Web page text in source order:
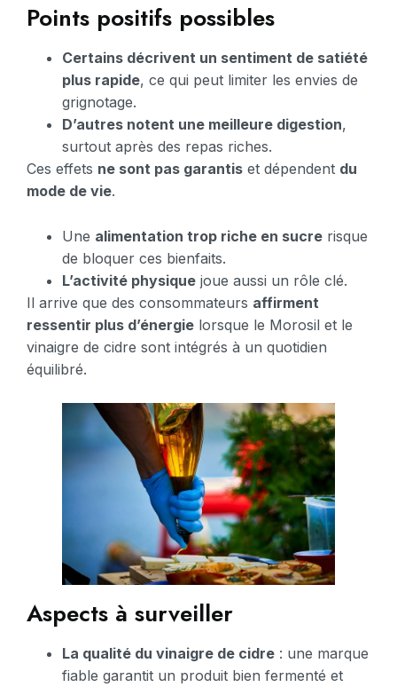
Points positifs possibles
Certains décrivent un sentiment de satiété
plus rapide, ce qui peut limiter les envies de
grignotage.
D’autres notent une meilleure digestion,
surtout après des repas riches.
Ces effets ne sont pas garantis et dépendent du
mode de vie.
Une alimentation trop riche en sucre risque
de bloquer ces bienfaits.
L’activité physique joue aussi un rôle clé.
Il arrive que des consommateurs affirment
ressentir plus d’énergie lorsque le Morosil et le
vinaigre de cidre sont intégrés à un quotidien
équilibré.
Aspects à surveiller
La qualité du vinaigre de cidre : une marque
fiable garantit un produit bien fermenté et